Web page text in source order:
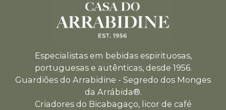
Especialistas em bebidas espirituosas,
portuguesas e autênticas, desde 1956.
Guardiões do Arrabidine - Segredo dos Monges
da Arrábida®.
Criadores do Bicabagaço, licor de café